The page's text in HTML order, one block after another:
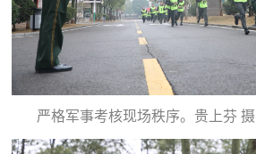
识
国
防
民
国
严格军事考核现场秩序。贵上芬 摄